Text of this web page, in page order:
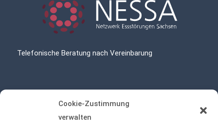
Cookie-Zustimmung
verwalten
Telefonische Beratung nach Vereinbarung
Netzwerk Essstörungen Sachsen